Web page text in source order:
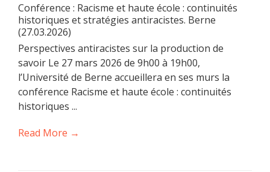
Conférence : Racisme et haute école : continuités
historiques et stratégies antiracistes. Berne
(27.03.2026)
Perspectives antiracistes sur la production de
savoir Le 27 mars 2026 de 9h00 à 19h00,
l’Université de Berne accueillera en ses murs la
conférence Racisme et haute école : continuités
historiques ...
Read More →